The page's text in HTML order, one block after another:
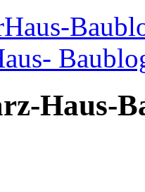
Haus-